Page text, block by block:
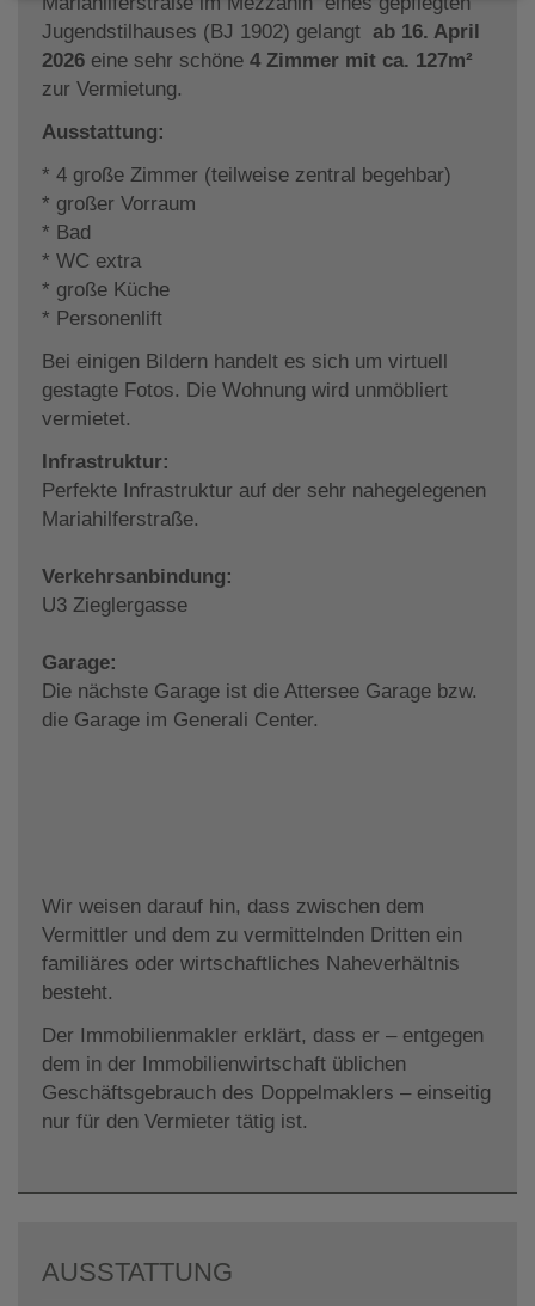
Jugendstilhauses (BJ 1902) gelangt ab 16. April
2026 eine sehr schöne 4 Zimmer mit ca. 127m²
zur Vermietung.
Ausstattung:
* 4 große Zimmer (teilweise zentral begehbar)
* großer Vorraum
* Bad
* WC extra
* große Küche
* Personenlift
Bei einigen Bildern handelt es sich um virtuell
gestagte Fotos. Die Wohnung wird unmöbliert
vermietet.
Infrastruktur:
Perfekte Infrastruktur auf der sehr nahegelegenen
Mariahilferstraße.
Verkehrsanbindung:
U3 Zieglergasse
Garage:
Die nächste Garage ist die Attersee Garage bzw.
die Garage im Generali Center.
Wir weisen darauf hin, dass zwischen dem
Vermittler und dem zu vermittelnden Dritten ein
familiäres oder wirtschaftliches Naheverhältnis
besteht.
Der Immobilienmakler erklärt, dass er – entgegen
dem in der Immobilienwirtschaft üblichen
Geschäftsgebrauch des Doppelmaklers – einseitig
nur für den Vermieter tätig ist.
AUSSTATTUNG